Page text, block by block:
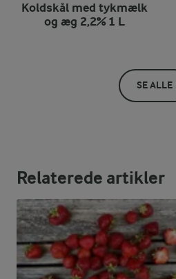
Koldskål med tykmælk
og æg 2,2% 1 L
SE ALLE
Relaterede artikler